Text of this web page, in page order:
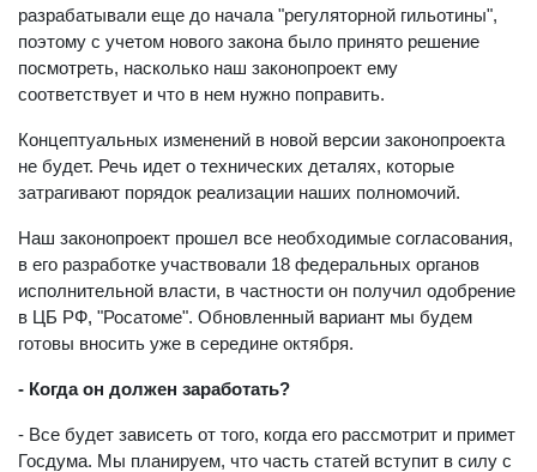
разрабатывали еще до начала "регуляторной гильотины",
поэтому с учетом нового закона было принято решение
посмотреть, насколько наш законопроект ему
соответствует и что в нем нужно поправить.
Концептуальных изменений в новой версии законопроекта
не будет. Речь идет о технических деталях, которые
затрагивают порядок реализации наших полномочий.
Наш законопроект прошел все необходимые согласования,
в его разработке участвовали 18 федеральных органов
исполнительной власти, в частности он получил одобрение
в ЦБ РФ, "Росатоме". Обновленный вариант мы будем
готовы вносить уже в середине октября.
- Когда он должен заработать?
- Все будет зависеть от того, когда его рассмотрит и примет
Госдума. Мы планируем, что часть статей вступит в силу с